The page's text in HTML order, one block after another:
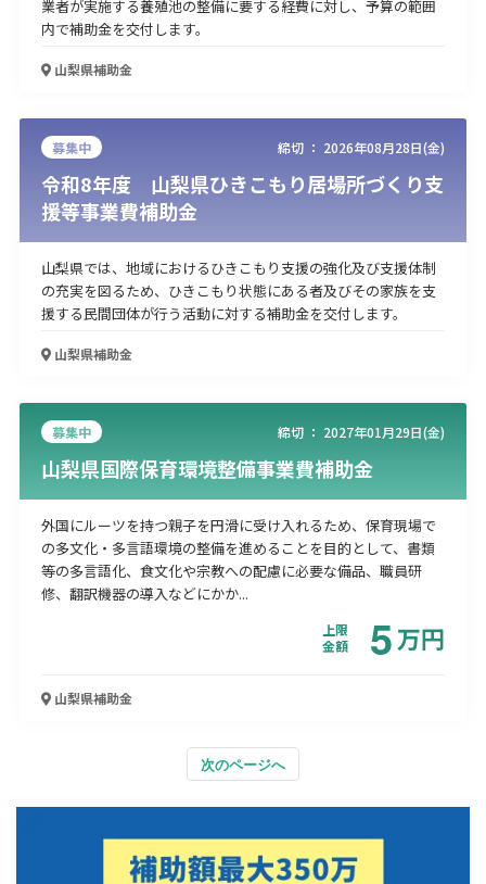
業者が実施する養殖池の整備に要する経費に対し、予算の範囲
内で補助金を交付します。
山梨県補助金
募集中 締切 ： 2026年08月28日(金)
令和8年度 山梨県ひきこもり居場所づくり支
援等事業費補助金
山梨県では、地域におけるひきこもり支援の強化及び支援体制
の充実を図るため、ひきこもり状態にある者及びその家族を支
援する民間団体が行う活動に対する補助金を交付します。
山梨県補助金
募集中 締切 ： 2027年01月29日(金)
山梨県国際保育環境整備事業費補助金
外国にルーツを持つ親子を円滑に受け入れるため、保育現場で
の多文化・多言語環境の整備を進めることを目的として、書類
等の多言語化、食文化や宗教への配慮に必要な備品、職員研
修、翻訳機器の導入などにかか...
上限
金額
5万円
山梨県補助金
次のページへ